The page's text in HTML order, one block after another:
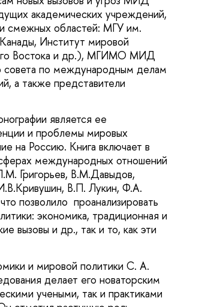
академических учреждений,
смежных областей: МГУ им.
Институт мировой
Востока и др.), МГИМО МИД
совета по международным делам
а также представители
является ее
и проблемы мировых
на Россию. Книга включает в
международных отношений
Григорьев, В.М.Давыдов,
В.П. Лукин, Ф.А.
позволило проанализировать
экономика, традиционная и
вызовы и др., так и то, как эти
и мировой политики С. А.
делает его новаторским
учеными, так и практиками